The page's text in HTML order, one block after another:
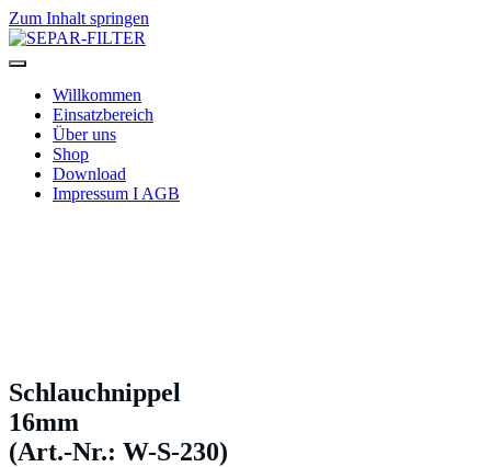
Zum Inhalt springen
SEPAR-FILTER
Willkommen
Einsatzbereich
Über uns
Shop
Download
Impressum I AGB
Schlauchnippel
16mm
(Art.-Nr.: W-S-230)